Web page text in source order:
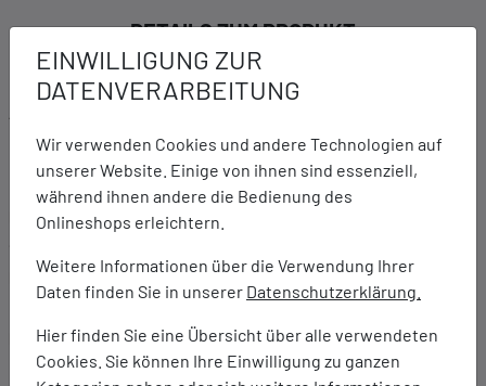
EINWILLIGUNG ZUR
DATENVERARBEITUNG
Wir verwenden Cookies und andere Technologien auf
unserer Website. Einige von ihnen sind essenziell,
während ihnen andere die Bedienung des
Onlineshops erleichtern.
Weitere Informationen über die Verwendung Ihrer
Daten finden Sie in unserer Datenschutzerklärung.
Hier finden Sie eine Übersicht über alle verwendeten
Cookies. Sie können Ihre Einwilligung zu ganzen
DETAILS ZUM PRODUKT
Fassungsvermögen: 2 Liter
Klein zusammenfaltbar
Marke:
Material:
Polypropylen und Silikon
Maße:
Öffnung: 20 cm